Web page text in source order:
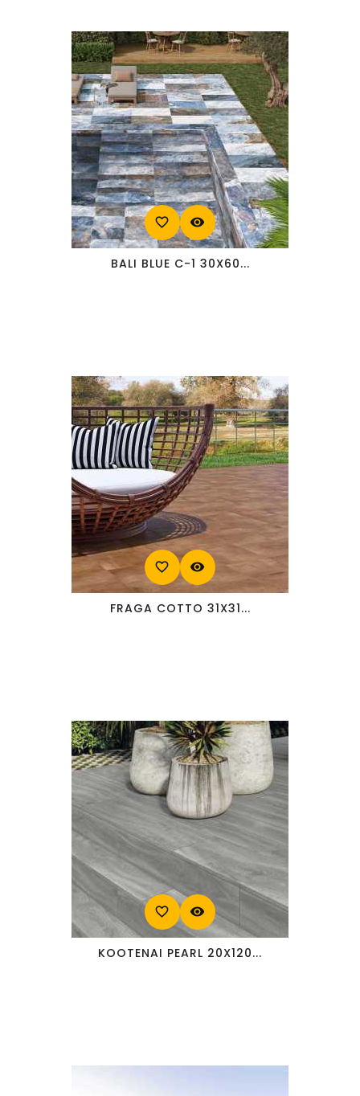
favorite_border visibility
BALI BLUE C-1 30X60...
favorite_border visibility
FRAGA COTTO 31X31...
favorite_border visibility
KOOTENAI PEARL 20X120...